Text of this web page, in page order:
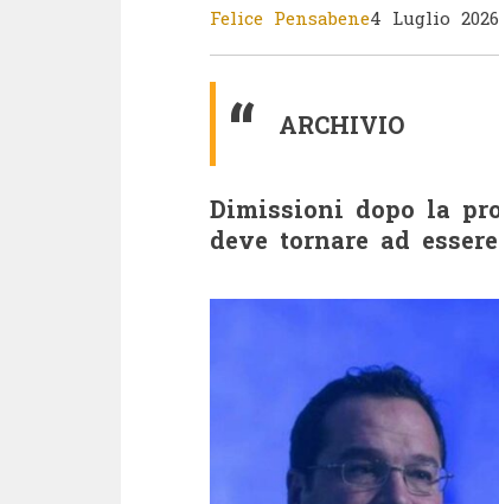
Felice Pensabene4 Luglio
ARCHIVIO
Dimissioni dopo la
deve tornare ad